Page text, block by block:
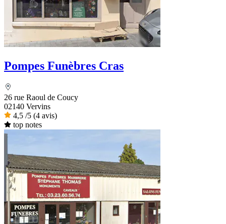
Pompes Funèbres Cras
26 rue Raoul de Coucy
02140 Vervins
4,5 /5 (4 avis)
top notes